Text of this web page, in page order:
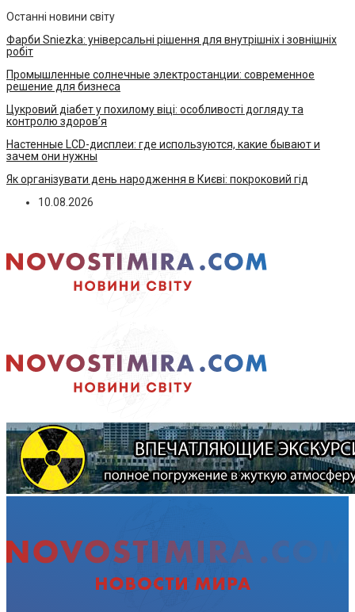
Останні новини світу
Фарби Sniezka: універсальні рішення для внутрішніх і зовнішніх
робіт
Промышленные солнечные электростанции: современное
решение для бизнеса
Цукровий діабет у похилому віці: особливості догляду та
контролю здоров’я
Настенные LCD-дисплеи: где используются, какие бывают и
зачем они нужны
Як організувати день народження в Києві: покроковий гід
10.08.2026